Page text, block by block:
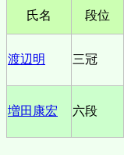
氏名 段位
渡辺明 三冠
増田康宏 六段